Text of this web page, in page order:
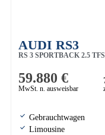
AUDI RS3
RS 3 SPORTBACK 2.5
59.880 €
MwSt. n. ausweisbar
Gebrauchtwagen
Limousine